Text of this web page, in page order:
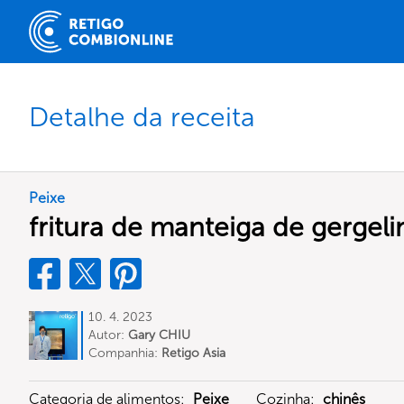
Detalhe da receita
Peixe
fritura de manteiga de
10. 4. 2023
Autor: Gary CHIU
Companhia: Retigo Asia
Categoria de alimentos: Peixe Cozinha: chinês